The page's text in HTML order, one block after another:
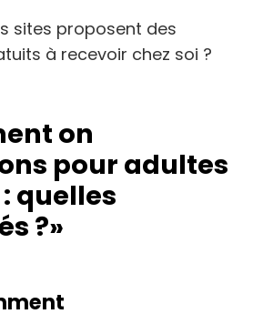
sites proposent des
à recevoir chez soi ?
on
pour adultes
quelles
?»